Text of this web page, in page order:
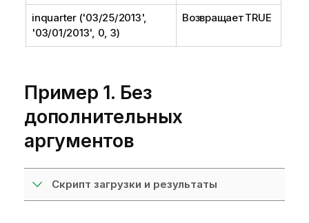
inquarter ('03/25/2013',
'03/01/2013', 0, 3)
Возвращает TRUE
Пример 1. Без
дополнительных
аргументов
Скрипт загрузки и результаты